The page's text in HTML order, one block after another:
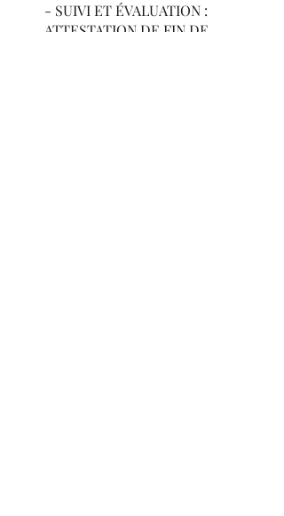
- SUIVI ET ÉVALUATION :
ATTESTATION DE FIN DE